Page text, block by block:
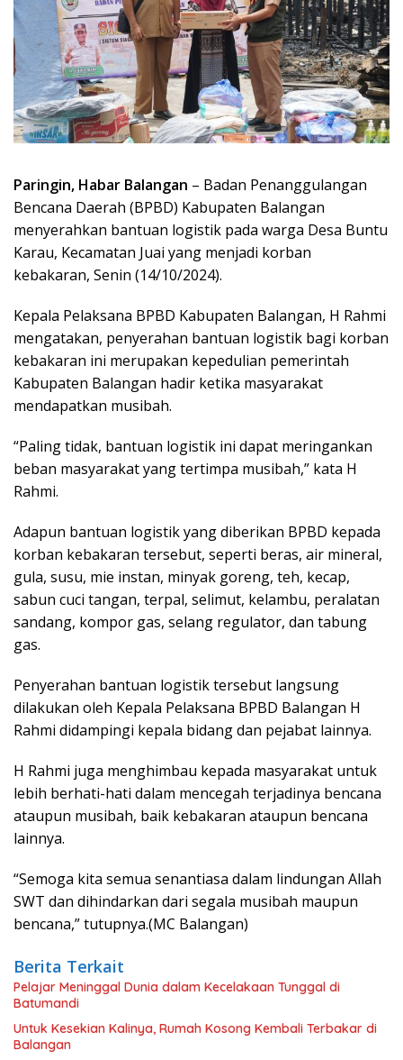
Paringin, Habar Balangan – Badan Penanggulangan
Bencana Daerah (BPBD) Kabupaten Balangan
menyerahkan bantuan logistik pada warga Desa Buntu
Karau, Kecamatan Juai yang menjadi korban
kebakaran, Senin (14/10/2024).
Kepala Pelaksana BPBD Kabupaten Balangan, H Rahmi
mengatakan, penyerahan bantuan logistik bagi korban
kebakaran ini merupakan kepedulian pemerintah
Kabupaten Balangan hadir ketika masyarakat
mendapatkan musibah.
“Paling tidak, bantuan logistik ini dapat meringankan
beban masyarakat yang tertimpa musibah,” kata H
Rahmi.
Adapun bantuan logistik yang diberikan BPBD kepada
korban kebakaran tersebut, seperti beras, air mineral,
gula, susu, mie instan, minyak goreng, teh, kecap,
sabun cuci tangan, terpal, selimut, kelambu, peralatan
sandang, kompor gas, selang regulator, dan tabung
gas.
Penyerahan bantuan logistik tersebut langsung
dilakukan oleh Kepala Pelaksana BPBD Balangan H
Rahmi didampingi kepala bidang dan pejabat lainnya.
H Rahmi juga menghimbau kepada masyarakat untuk
lebih berhati-hati dalam mencegah terjadinya bencana
ataupun musibah, baik kebakaran ataupun bencana
lainnya.
“Semoga kita semua senantiasa dalam lindungan Allah
SWT dan dihindarkan dari segala musibah maupun
bencana,” tutupnya.(MC Balangan)
Berita Terkait
Pelajar Meninggal Dunia dalam Kecelakaan Tunggal di
Batumandi
Untuk Kesekian Kalinya, Rumah Kosong Kembali Terbakar di
Balangan